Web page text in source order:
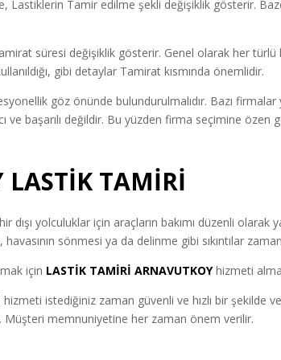
Lastiklerin Tamir edilme şekli değişiklik gösterir.
süresi değişiklik gösterir. Genel olarak her
gibi detaylar Tamirat kısmında önemlidir.
göz önünde bulundurulmalıdır. Bazı
ve başarılı değildir. Bu yüzden firma seçimine özen
TAMİRİ
yolculuklar için araçların bakımı düzenli olarak
sönmesi ya da delinme gibi sıkıntılar
için LASTİK TAMİRİARNAVUTKOY hizmeti
hizmeti istediğiniz zaman güvenli ve hızlı bir şekilde
Müşteri memnuniyetine her zaman önem verilir.